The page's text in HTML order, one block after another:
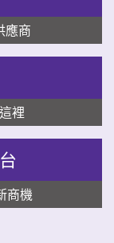
應商
裡
商機